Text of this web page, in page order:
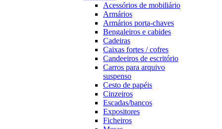
Acessórios de mobiliário
Armários
Armários porta-chaves
Bengaleiros e cabides
Cadeiras
Caixas fortes / cofres
Candeeiros de escritório
Carros para arquivo
suspenso
Cesto de papéis
Cinzeiros
Escadas/bancos
Expositores
Ficheiros